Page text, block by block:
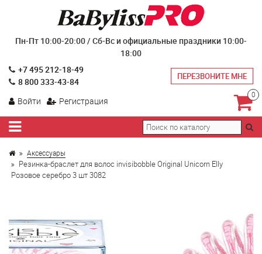
Пн-Пт 10:00-20:00 / Сб-Вс и официальные праздники 10:00-
18:00
+7 495 212-18-49
8 800 333-43-84
ПЕРЕЗВОНИТЕ МНЕ
Войти Регистрация
0
Аксессуары
Резинка-браслет для волос invisibobble Original Unicorn Elly
Розовое серебро 3 шт 3082